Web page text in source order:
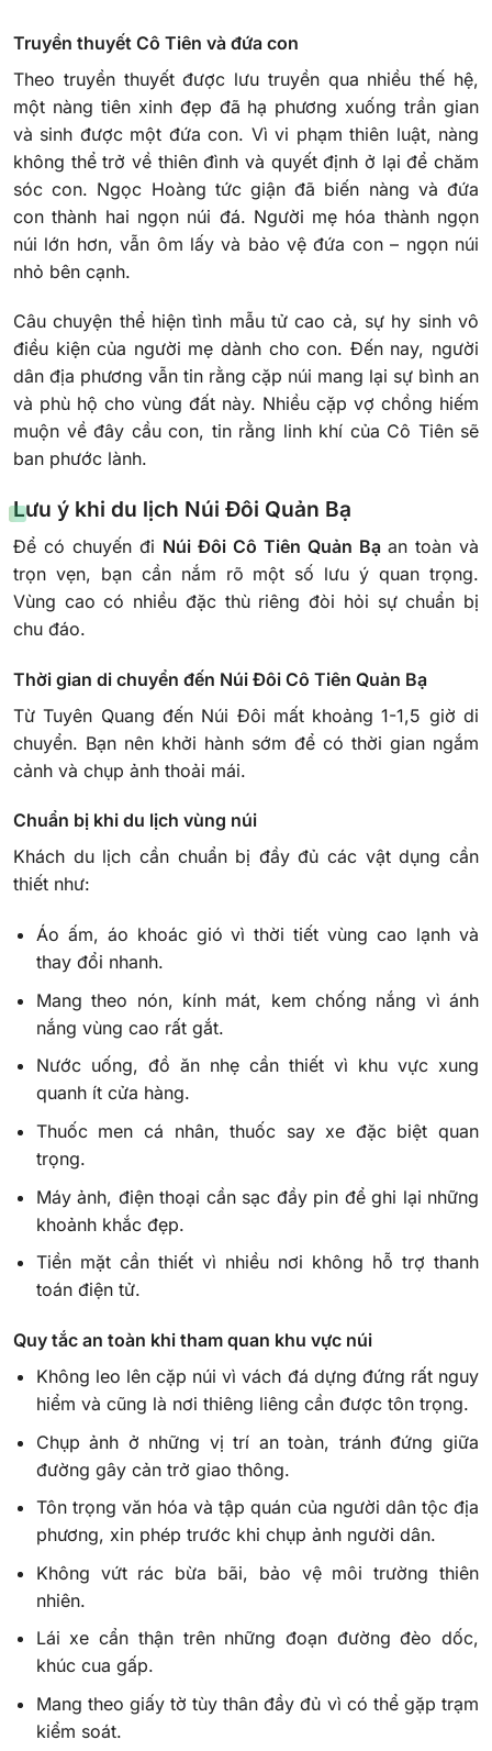
Truyền thuyết Cô Tiên và đứa con
Theo truyền thuyết được lưu truyền qua nhiều thế hệ,
một nàng tiên xinh đẹp đã hạ phương xuống trần gian
và sinh được một đứa con. Vì vi phạm thiên luật, nàng
không thể trở về thiên đình và quyết định ở lại để chăm
sóc con. Ngọc Hoàng tức giận đã biến nàng và đứa
con thành hai ngọn núi đá. Người mẹ hóa thành ngọn
núi lớn hơn, vẫn ôm lấy và bảo vệ đứa con – ngọn núi
nhỏ bên cạnh.
Câu chuyện thể hiện tình mẫu tử cao cả, sự hy sinh vô
điều kiện của người mẹ dành cho con. Đến nay, người
dân địa phương vẫn tin rằng cặp núi mang lại sự bình an
và phù hộ cho vùng đất này. Nhiều cặp vợ chồng hiếm
muộn về đây cầu con, tin rằng linh khí của Cô Tiên sẽ
ban phước lành.
Lưu ý khi du lịch Núi Đôi Quản Bạ
Để có chuyến đi Núi Đôi Cô Tiên Quản Bạ an toàn và
trọn vẹn, bạn cần nắm rõ một số lưu ý quan trọng.
Vùng cao có nhiều đặc thù riêng đòi hỏi sự chuẩn bị
chu đáo.
Thời gian di chuyển đến Núi Đôi Cô Tiên Quản Bạ
Từ Tuyên Quang đến Núi Đôi mất khoảng 1-1,5 giờ di
chuyển. Bạn nên khởi hành sớm để có thời gian ngắm
cảnh và chụp ảnh thoải mái.
Chuẩn bị khi du lịch vùng núi
Khách du lịch cần chuẩn bị đầy đủ các vật dụng cần
thiết như:
Áo ấm, áo khoác gió vì thời tiết vùng cao lạnh và
thay đổi nhanh.
Mang theo nón, kính mát, kem chống nắng vì ánh
nắng vùng cao rất gắt.
Nước uống, đồ ăn nhẹ cần thiết vì khu vực xung
quanh ít cửa hàng.
Thuốc men cá nhân, thuốc say xe đặc biệt quan
trọng.
Máy ảnh, điện thoại cần sạc đầy pin để ghi lại những
khoảnh khắc đẹp.
Tiền mặt cần thiết vì nhiều nơi không hỗ trợ thanh
toán điện tử.
Quy tắc an toàn khi tham quan khu vực núi
Không leo lên cặp núi vì vách đá dựng đứng rất nguy
hiểm và cũng là nơi thiêng liêng cần được tôn trọng.
Chụp ảnh ở những vị trí an toàn, tránh đứng giữa
đường gây cản trở giao thông.
Tôn trọng văn hóa và tập quán của người dân tộc địa
phương, xin phép trước khi chụp ảnh người dân.
Không vứt rác bừa bãi, bảo vệ môi trường thiên
nhiên.
Lái xe cẩn thận trên những đoạn đường đèo dốc,
khúc cua gấp.
Mang theo giấy tờ tùy thân đầy đủ vì có thể gặp trạm
kiểm soát.